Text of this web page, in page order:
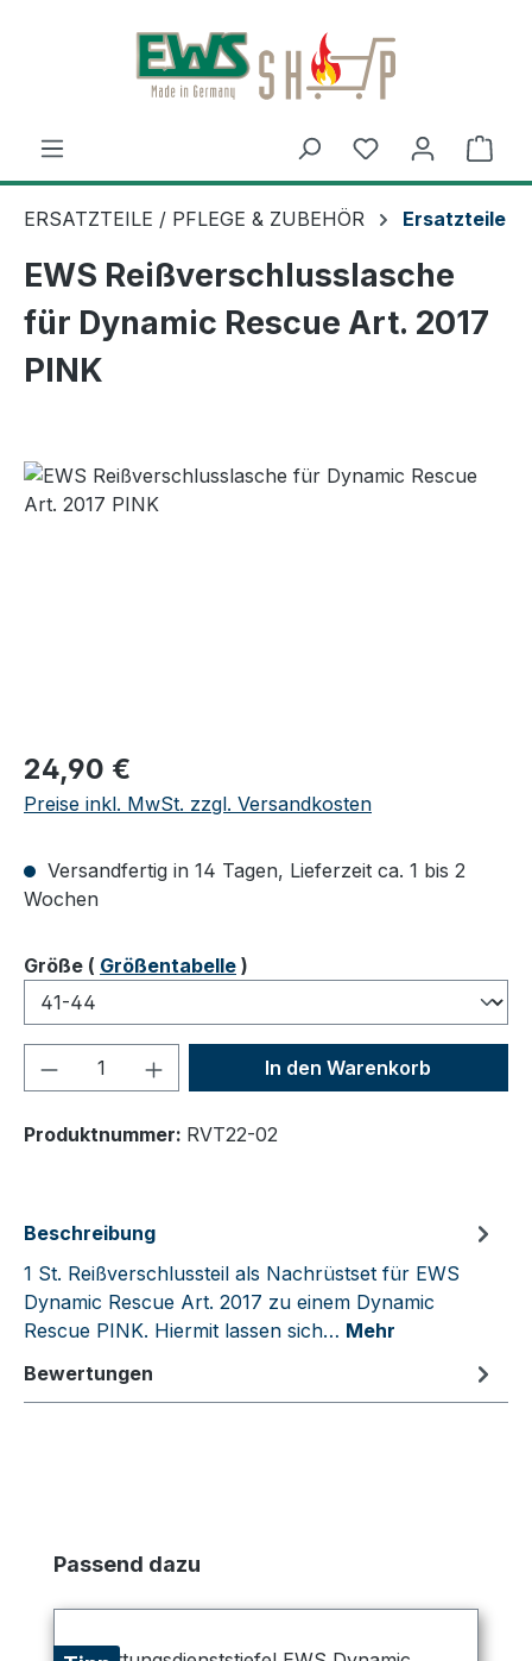
Zum Hauptinhalt springen
ERSATZTEILE / PFLEGE & ZUBEHÖR Ersatzteile
EWS Reißverschlusslasche
für Dynamic Rescue Art. 2017
PINK
Regulärer Preis:
24,90 €
Preise inkl. MwSt. zzgl. Versandkosten
Versandfertig in 14 Tagen, Lieferzeit ca. 1 bis 2
Wochen
Größeauswählen
( Größentabelle )
Produkt Anzahl: Gib denIn den Warenkorb
Produktnummer: RVT22-02
Beschreibung
1 St. Reißverschlussteil als Nachrüstset für EWS
Dynamic Rescue Art. 2017 zu einem Dynamic
Rescue PINK. Hiermit lassen sich… Mehr
Bewertungen
Produktgalerie überspringen
Passend dazu